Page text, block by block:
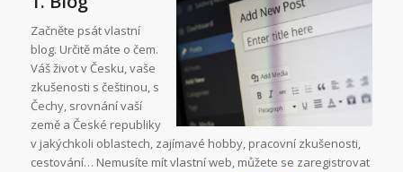
Začněte psát vlastní
blog. Určitě máte o čem.
Váš život v Česku, vaše
zkušenosti s češtinou, s
Čechy, srovnání vaší
země a České republiky
v jakýchkoli oblastech, zajímavé hobby, pracovní zkušenosti,
cestování… Nemusíte mít vlastní web, můžete se zaregistrovat